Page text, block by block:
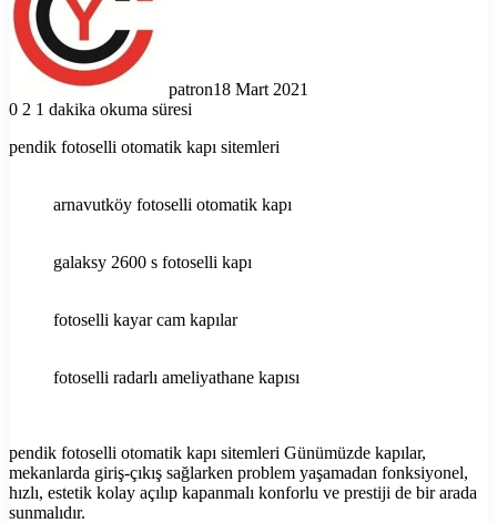
patron18 Mart 2021
0 2 1 dakika okuma süresi
pendik fotoselli otomatik kapı sitemleri
arnavutköy fotoselli otomatik kapı
galaksy 2600 s fotoselli kapı
fotoselli kayar cam kapılar
fotoselli radarlı ameliyathane kapısı
pendik fotoselli otomatik kapı sitemleri Günümüzde kapılar,
mekanlarda giriş-çıkış sağlarken problem yaşamadan fonksiyonel,
hızlı, estetik kolay açılıp kapanmalı konforlu ve prestiji de bir arada
sunmalıdır.